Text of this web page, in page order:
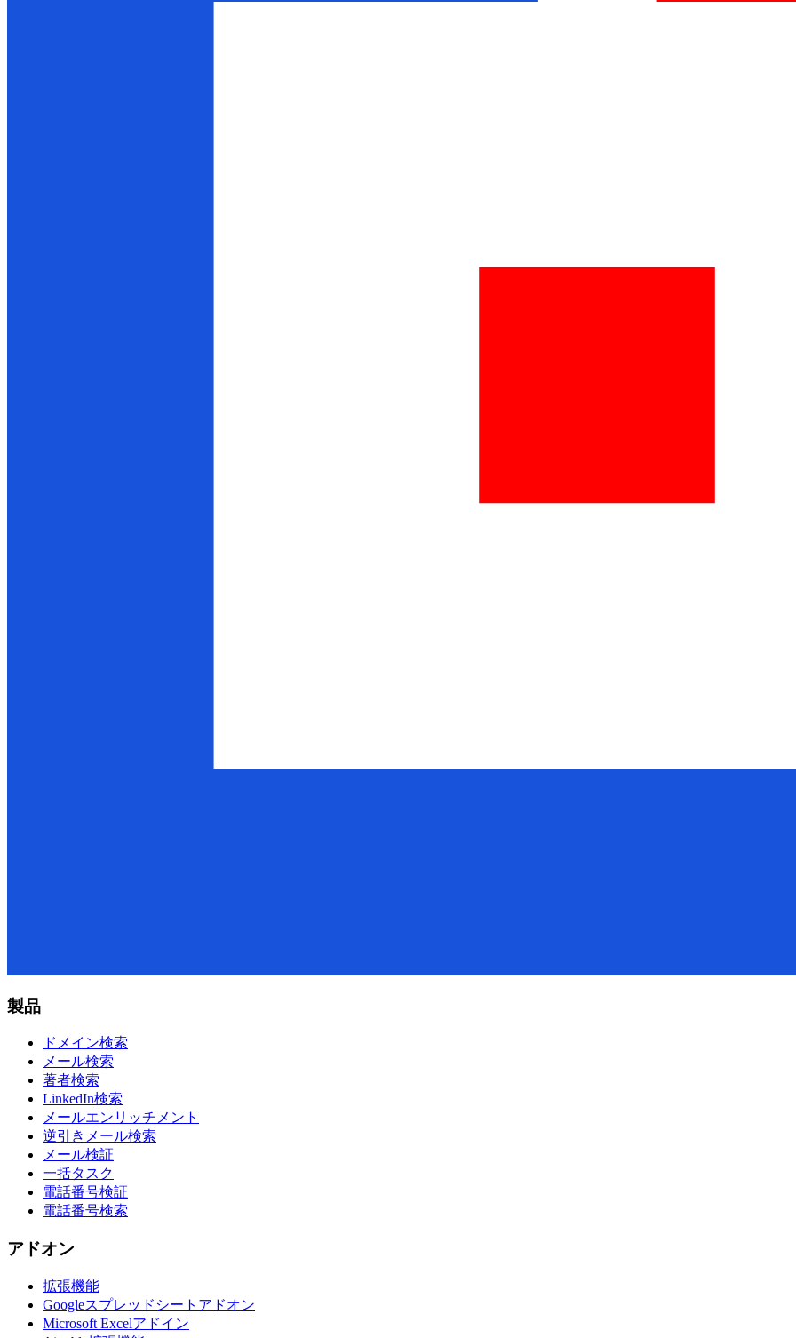
製品
ドメイン検索
メール検索
著者検索
LinkedIn検索
メールエンリッチメント
逆引きメール検索
メール検証
一括タスク
電話番号検証
電話番号検索
アドオン
拡張機能
Googleスプレッドシートアドオン
Microsoft Excelアドイン